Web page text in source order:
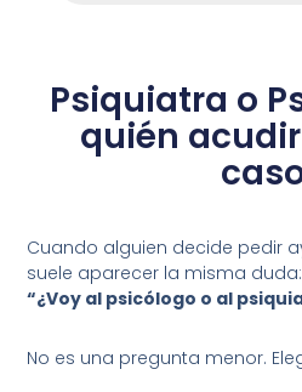
Psiquiatra o
quién
Cuando alguien decide pedir
suele aparecer la misma duda:
“¿Voy al psicólogo o al
No es una pregunta menor.